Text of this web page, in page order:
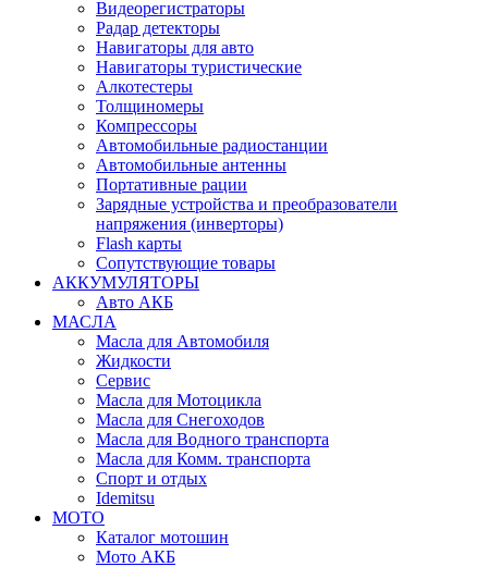
Видеорегистраторы
Радар детекторы
Навигаторы для авто
Навигаторы туристические
Алкотестеры
Толщиномеры
Компрессоры
Автомобильные радиостанции
Автомобильные антенны
Портативные рации
Зарядные устройства и преобразователи
напряжения (инверторы)
Flash карты
Сопутствующие товары
АККУМУЛЯТОРЫ
Авто АКБ
МАСЛА
Масла для Автомобиля
Жидкости
Сервис
Масла для Мотоцикла
Масла для Снегоходов
Масла для Водного транспорта
Масла для Комм. транспорта
Спорт и отдых
Idemitsu
МОТО
Каталог мотошин
Мото АКБ